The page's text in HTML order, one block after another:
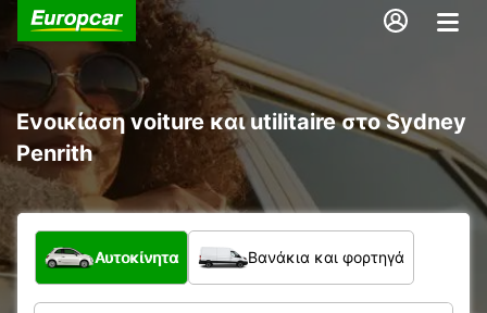
Ενοικίαση voiture και utilitaire στο Sydney
Penrith
Τι τύπος οχήματος;
Αυτοκίνητα Βανάκια και φορτηγά